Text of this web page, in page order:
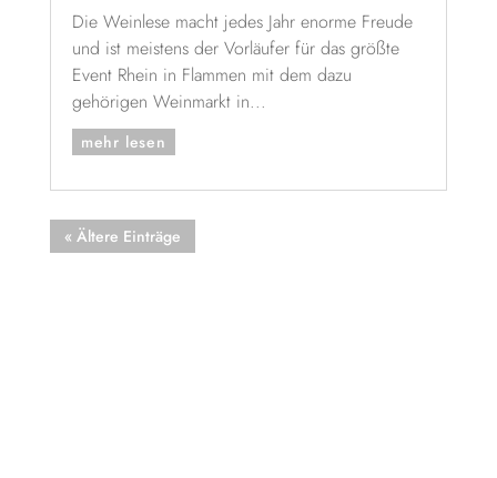
Die Weinlese macht jedes Jahr enorme Freude
und ist meistens der Vorläufer für das größte
Event Rhein in Flammen mit dem dazu
gehörigen Weinmarkt in...
mehr lesen
« Ältere Einträge